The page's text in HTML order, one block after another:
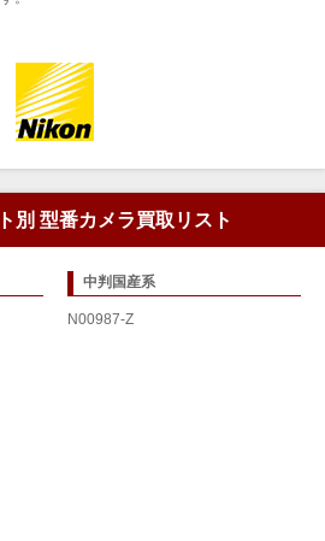
別 型番カメラ買取リスト
中判国産系
N00987-Z